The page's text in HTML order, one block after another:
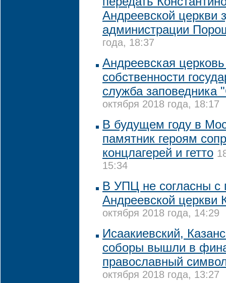
Андреевской церкви
администрации
года, 18:37
Андреевская
собственности
служба заповедника
октября 2018 года, 18:17
В будущем году в
памятник героям
концлагерей и гетто
15:34
В УПЦ не согласны с
Андреевской церкви
октября 2018 года, 14:29
Исаакиевский,
соборы вышли в
православный
октября 2018 года, 13:27